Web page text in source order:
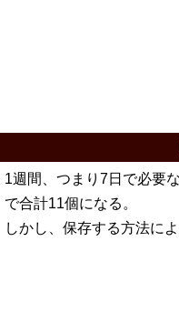
1週間、つまり7日で必要
で合計11個になる。
しかし、保存する方法に